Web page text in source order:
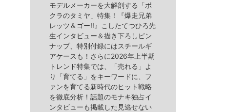
モデルメーカーを大解剖する「ボ
クラのタミヤ」特集！『爆走兄弟
レッツ＆ゴー!!』こしたてつひろ先
生インタビュー＆描き下ろしピン
ナップ、特別付録にはスチールギ
アケースも！さらに2026年上半期
トレンド特集では、「売れる」よ
り「育てる」をキーワードに、フ
ァンを育てる新時代のヒット戦略
を徹底分析！話題のモナキ独占イ
ンタビューも掲載した見逃せない